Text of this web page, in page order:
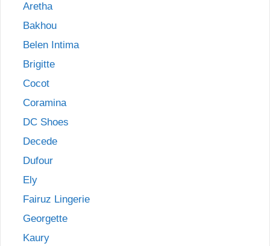
Aretha
Bakhou
Belen Intima
Brigitte
Cocot
Coramina
DC Shoes
Decede
Dufour
Ely
Fairuz Lingerie
Georgette
Kaury